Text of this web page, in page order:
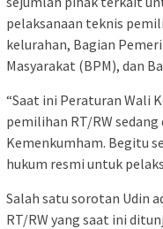
pelaksanaan teknis
kelurahan, Bagian
Masyarakat (BPM), dan
“Saat ini Peraturan Wali
pemilihan RT/RW
Kemenkumham. Begitu
hukum resmi untuk
Salah satu sorotan Udin
RT/RW yang saat ini